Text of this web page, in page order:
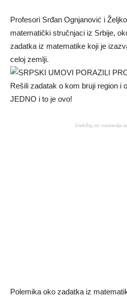
Profesori Srđan Ognjanović i
matematički stručnjaci iz Srbije,
zadatka iz matematike koji je
celoj zemlji.
Sadržaj se nastavlja
Polemika oko zadatka iz